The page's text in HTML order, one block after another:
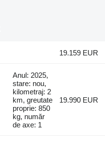
19.159 EUR
Anul: 2025,
stare: nou,
kilometraj: 2
km, greutate
proprie: 850
kg, număr
de axe: 1
19.990 EUR